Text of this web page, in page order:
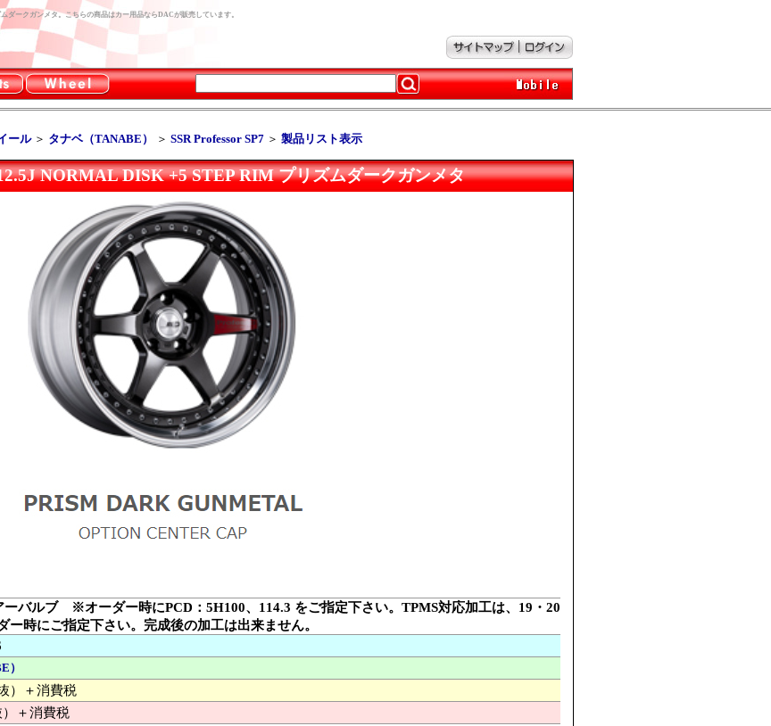
ダークガンメタ。こちらの商品はカー用品ならDACが販売しています。
ール＞ タナベ（TANABE） ＞ SSR Professor SP7 ＞ 製品リスト表示
NORMAL DISK +5 STEP RIM プリズムダークガンメタ
ーバルブ ※オーダー時にPCD：5H100、114.3 をご指定下さい。TPMS対応加工は、19・20
ー時にご指定下さい。完成後の加工は出来ません。
）
）＋消費税
）＋消費税